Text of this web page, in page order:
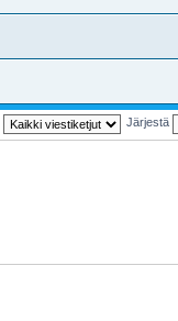
Järjestä